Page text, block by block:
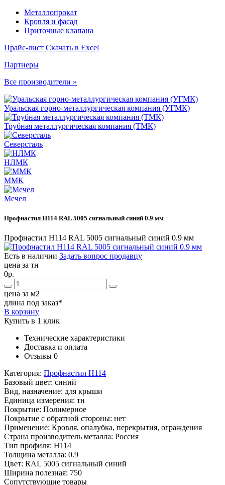
Металлопрокат
Кровля и фасад
Приточные клапана
Прайс-лист Скачать в Excel
Партнеры
Все производители »
Уральская горно-металлургическая компания (УГМК)
Трубная металлургическая компания (ТМК)
Северсталь
НЛМК
ММК
Мечел
Профнастил Н114 RAL 5005 сигнальный синий 0.9 мм
Профнастил Н114 RAL 5005 сигнальный синий 0.9 мм
Есть в наличии Задать вопрос продавцу
цена за тн
0р.
цена за м2
длина под заказ*
В корзину
Купить в 1 клик
Технические характеристики
Доставка и оплата
Отзывы 0
Категория: Профнастил Н114
Базовый цвет: синий
Вид, назначение: для крыши
Единица измерения: тн
Покрытие: Полимерное
Покрытие с обратной стороны: нет
Применение: Кровля, опалубка, перекрытия, ограждения
Страна производитель металла: Россия
Тип профиля: Н114
Толщина металла: 0.9
Цвет: RAL 5005 сигнальный синий
Ширина полезная: 750
Сопутствующие товары